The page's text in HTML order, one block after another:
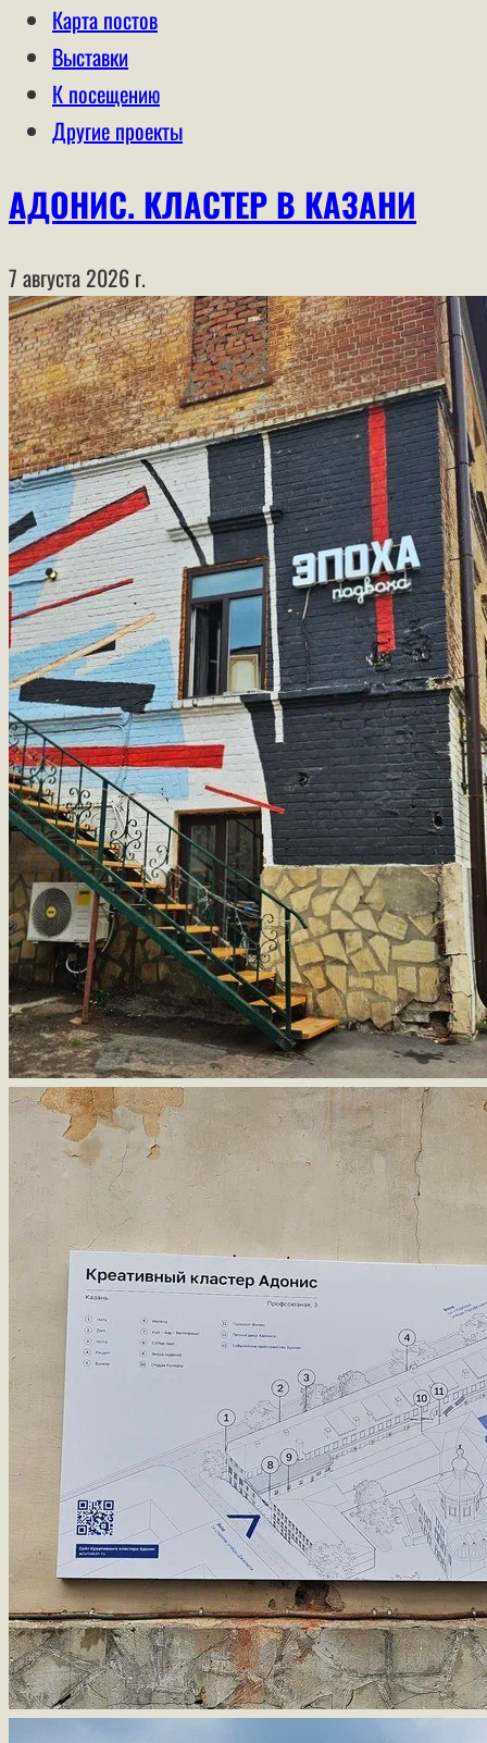
Карта постов
Выставки
К посещению
Другие проекты
АДОНИС. КЛАСТЕР В КАЗАНИ
7 августа 2026 г.